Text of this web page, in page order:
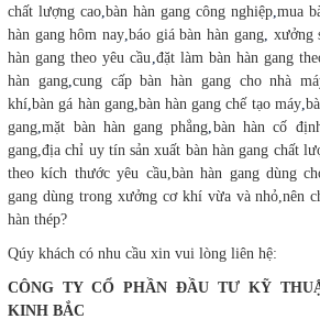
chất lượng cao,bàn hàn gang công nghiệp,mua
hàn gang hôm nay,báo giá bàn hàn gang, xưởng
hàn gang theo yêu cầu đặt làm bàn hàn gang
hàn gang, cung cấp bàn hàn gang cho nhà
khí ,bàn gá hàn gang, bàn hàn gang chế tạo máy,
gang ,mặt bàn hàn gang phẳng bàn hàn cố
gang, địa chỉ uy tín sản xuất bàn hàn gang chất
theo kích thước yêu cầu,bàn hàn gang dùng
gang dùng trong xưởng cơ khí vừa và nhỏ,nên
hàn thép?
Qúy khách có nhu cầu xin vui lòng liên hệ:
CÔNG TY CỔ PHẦN ĐẦU TƯ KỸ
KINH BẮC